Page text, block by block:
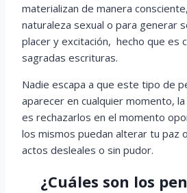
materializan de manera
naturaleza sexual o para generar
placer y excitación, hecho que es
sagradas escrituras.
Nadie escapa a que este tipo de
aparecer en cualquier momento,
es rechazarlos en el momento
los mismos puedan alterar tu paz
actos desleales o sin pudor.
¿Cuáles son los